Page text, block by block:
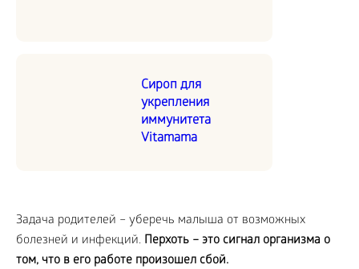
Сироп для
укрепления
иммунитета
Vitamama
Задача родителей – уберечь малыша от возможных
болезней и инфекций. Перхоть – это сигнал организма о
том, что в его работе произошел сбой.